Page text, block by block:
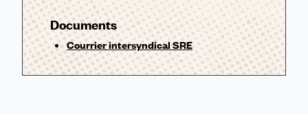
Documents
Courrier intersyndical SRE